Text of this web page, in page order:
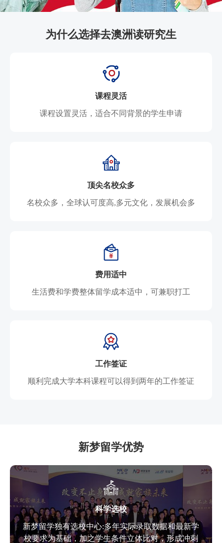
为什么选择去澳洲读研究生
课程灵活
课程设置灵活，适合不同背景的学生申请
顶尖名校众多
名校众多，全球认可度高,多元文化，发展机会多
费用适中
生活费和学费整体留学成本适中，可兼职打工
工作签证
顺利完成大学本科课程可以得到两年的工作签证
新梦留学优势
科学选校
新梦留学独有选校中心:多年实际录取数据和最新学
校要求为基础，加之学生条件立体比对，形成冲刺